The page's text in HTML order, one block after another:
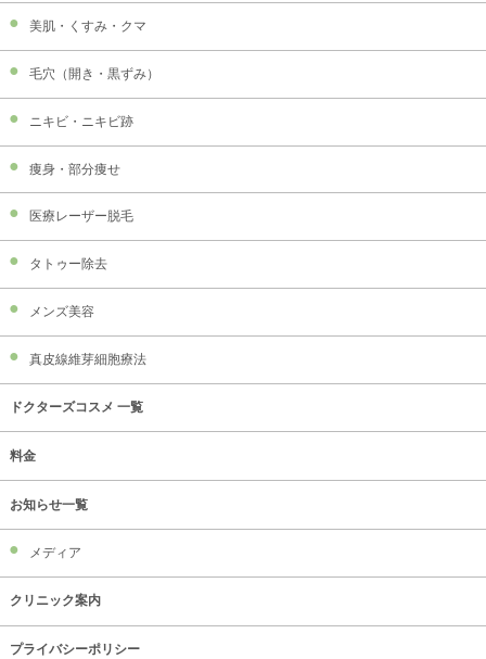
美肌・くすみ・クマ
毛穴（開き・黒ずみ）
ニキビ・ニキビ跡
痩身・部分痩せ
医療レーザー脱毛
タトゥー除去
メンズ美容
真皮線維芽細胞療法
ドクターズコスメ 一覧
料金
お知らせ一覧
メディア
クリニック案内
プライバシーポリシー